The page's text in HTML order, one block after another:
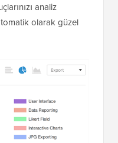
analiz
olarak güzel